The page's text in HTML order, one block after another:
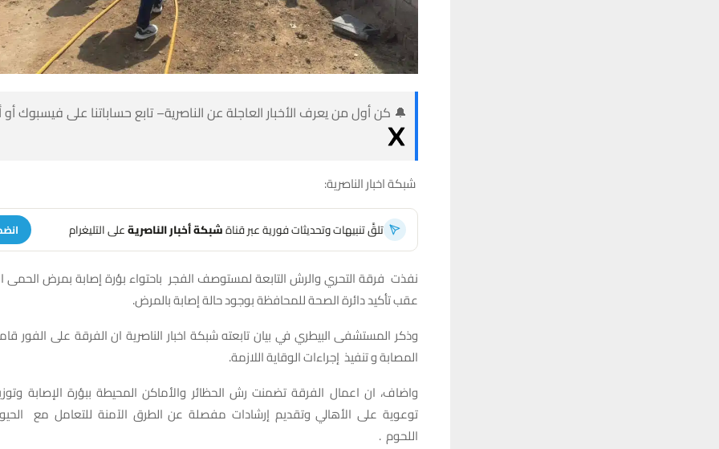
🔔 كن أول من يعرف الأخبار العاجلة عن الناصرية– تابع حساباتنا على فيسبوك
شبكة اخبار الناصرية:
تلقَّ تنبيهات وتحديثات فورية عبر قناةشبكة أخبار الناصريةعلى التليغرام
نفذت فرقة التحري والرش التابعة لمستوصف الفجر باحتواء بؤرة إصابة بمرض الحمى
عقب تأكيد دائرة الصحة للمحافظة بوجود حالة إصابة بالمرض.
وذكر المستشفى البيطري في بيان تابعته شبكة اخبار الناصرية ان الفرقة على الفور
المصابة و تنفيذ إجراءات الوقاية اللازمة.
واضاف، ان اعمال الفرقة تضمنت رش الحظائر والأماكن المحيطة ببؤرة الإصابة
توعوية على الأهالي وتقديم إرشادات مفصلة عن الطرق الآمنة للتعامل مع
اللحوم .